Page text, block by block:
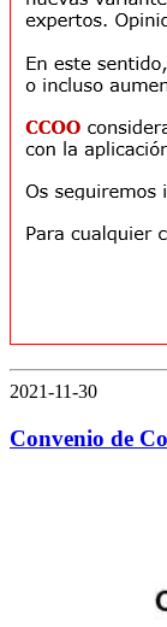
2021-11-30
Convenio de